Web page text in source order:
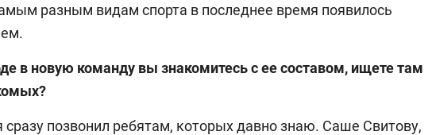
разным видам спорта в последнее время появилось
в новую команду вы знакомитесь с ее составом, ищете там
сразу позвонил ребятам, которых давно знаю. Саше Свитову,